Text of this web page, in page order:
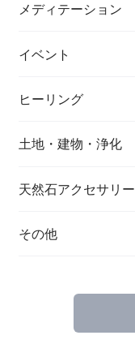
メディテーション
イベント
ヒーリング
土地・建物・浄化
天然石アクセサリー
その他